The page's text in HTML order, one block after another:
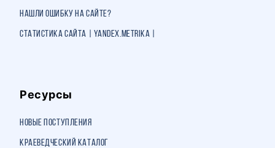
Нашли ошибку на сайте?
Статистика сайта | Yandex.Metrika |
Ресурсы
Новые поступления
Краеведческий каталог